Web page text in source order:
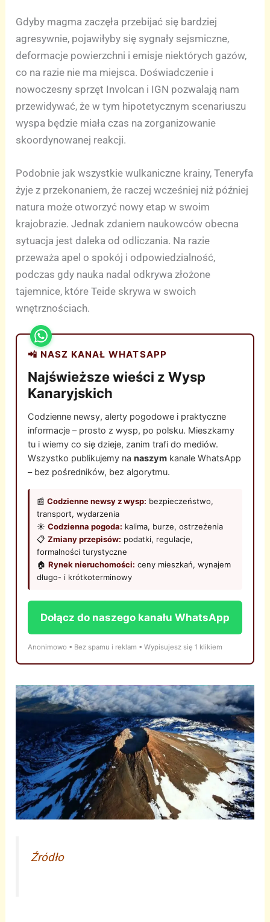
Gdyby magma zaczęła przebijać się bardziej
agresywnie, pojawiłyby się sygnały sejsmiczne,
deformacje powierzchni i emisje niektórych gazów,
co na razie nie ma miejsca. Doświadczenie i
nowoczesny sprzęt Involcan i IGN pozwalają nam
przewidywać, że w tym hipotetycznym scenariuszu
wyspa będzie miała czas na zorganizowanie
skoordynowanej reakcji.
Podobnie jak wszystkie wulkaniczne krainy, Teneryfa
żyje z przekonaniem, że raczej wcześniej niż później
natura może otworzyć nowy etap w swoim
krajobrazie. Jednak zdaniem naukowców obecna
sytuacja jest daleka od odliczania. Na razie
przeważa apel o spokój i odpowiedzialność,
podczas gdy nauka nadal odkrywa złożone
tajemnice, które Teide skrywa w swoich
wnętrznościach.
📲 NASZ KANAŁ WHATSAPP
Najświeższe wieści z Wysp
Kanaryjskich
Codzienne newsy, alerty pogodowe i praktyczne
informacje – prosto z wysp, po polsku. Mieszkamy
tu i wiemy co się dzieje, zanim trafi do mediów.
Wszystko publikujemy nanaszym kanale WhatsApp
– bez pośredników, bez algorytmu.
📰Codzienne newsy z wysp: bezpieczeństwo,
transport, wydarzenia
☀️Codzienna pogoda: kalima, burze, ostrzeżenia
📋Zmiany przepisów: podatki, regulacje,
formalności turystyczne
🏠Rynek nieruchomości: ceny mieszkań, wynajem
długo- i krótkoterminowy
Dołącz do naszego kanału WhatsApp
Anonimowo • Bez spamu i reklam • Wypisujesz się 1 klikiem
Źródło